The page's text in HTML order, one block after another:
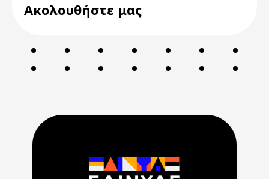
Ακολουθήστε μας